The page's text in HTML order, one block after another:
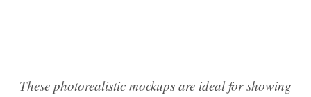
These photorealistic mockups are ideal for showing